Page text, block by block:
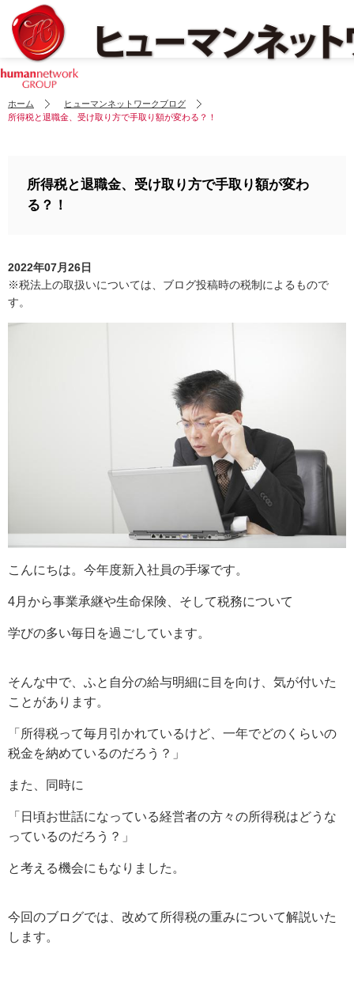
ホーム
ヒューマンネットワークブログ
所得税と退職金、受け取り方で手取り額が変わる？！
所得税と退職金、受け取り方で手取り額が変わ
る？！
2022年07月26日
※税法上の取扱いについては、ブログ投稿時の税制によるもので
す。
こんにちは。今年度新入社員の手塚です。
4月から事業承継や生命保険、そして税務について
学びの多い毎日を過ごしています。
そんな中で、ふと自分の給与明細に目を向け、気が付いた
ことがあります。
「所得税って毎月引かれているけど、一年でどのくらいの
税金を納めているのだろう？」
また、同時に
「日頃お世話になっている経営者の方々の所得税はどうな
っているのだろう？」
と考える機会にもなりました。
今回のブログでは、改めて所得税の重みについて解説いた
します。